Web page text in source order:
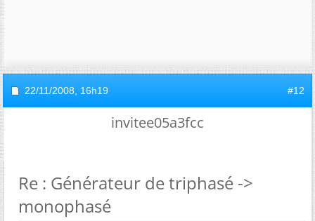
22/11/2008, 16h19 #12
invitee05a3fcc
Re : Générateur de triphasé ->
monophasé